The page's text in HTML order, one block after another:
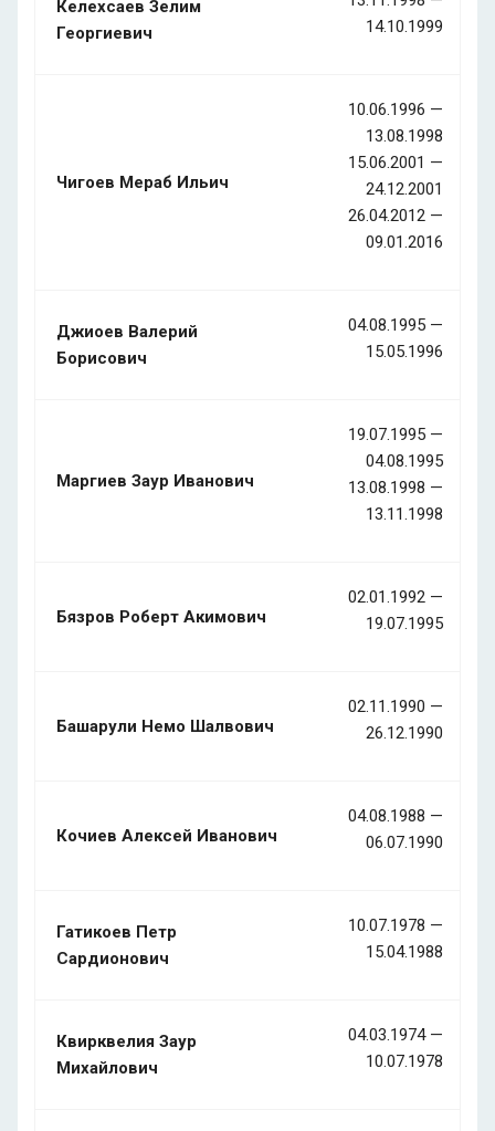
Келехсаев Зелим
Георгиевич
14.10.1999
Чигоев Мераб Ильич
10.06.1996 —
13.08.1998
15.06.2001 —
24.12.2001
26.04.2012 —
09.01.2016
Джиоев Валерий
Борисович
04.08.1995 —
15.05.1996
Маргиев Заур Иванович
19.07.1995 —
04.08.1995
13.08.1998 —
13.11.1998
Бязров Роберт Акимович
02.01.1992 —
19.07.1995
Башарули Немо Шалвович
02.11.1990 —
26.12.1990
Кочиев Алексей Иванович
04.08.1988 —
06.07.1990
Гатикоев Петр
Сардионович
10.07.1978 —
15.04.1988
Квирквелия Заур
Михайлович
04.03.1974 —
10.07.1978